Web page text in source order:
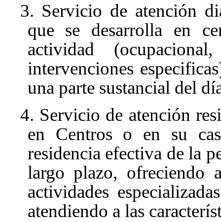
3. Servicio de atención
que se desarrolla en
actividad
intervenciones
una parte sustancial del
4. Servicio de atención
en Centros o en su
residencia efectiva de la
largo plazo, ofreciendo
actividades
atendiendo a las